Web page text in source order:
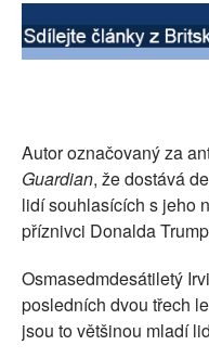
Autor označovaný za
Guardian, že dostává
lidí souhlasících s jeho
příznivci Donalda
Osmasedmdesátiletý
posledních dvou třech
jsou to většinou mladí